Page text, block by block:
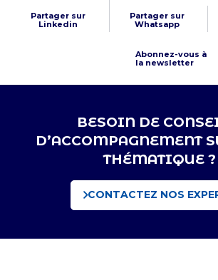
Partager sur
Linkedin
Partager sur
Whatsapp
Abonnez-vous à
la newsletter
BESOIN DE
D’ACCOMPAGNEMENT
THÉMATIQUE ?
CONTACTEZ NOS